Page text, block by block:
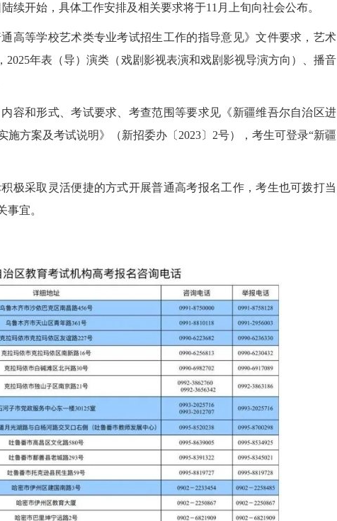
开始，具体工作安排及相关要求将于11月上旬向社会公布。
等学校艺术类专业考试招生工作的指导意见》文件要求，艺术
年表（导）演类（戏剧影视表演和戏剧影视导演方向）、播音
和形式、考试要求、考查范围等要求见《新疆维吾尔自治区进
方案及考试说明》（新招委办〔2023〕2号），考生可登录“新疆
采取灵活便捷的方式开展普通高考报名工作，考生也可拨打当
事宜。